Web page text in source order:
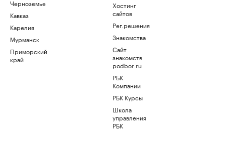
Черноземье
Кавказ
Карелия
Мурманск
Приморский
край
Хостинг
сайтов
Рег.решения
Знакомства
Сайт
знакомств
podbor.ru
РБК
Компании
РБК Курсы
Школа
управления
РБК